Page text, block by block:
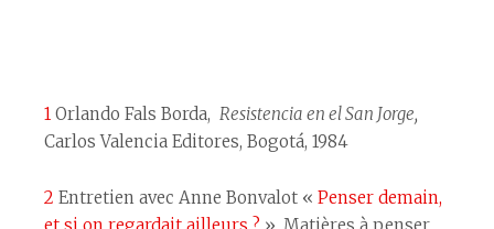
1 Orlando Fals Borda, Resistencia en el San Jorge,
Carlos Valencia Editores, Bogotá, 1984
2 Entretien avec Anne Bonvalot «Penser demain,
et si on regardait ailleurs ? », Matières à penser